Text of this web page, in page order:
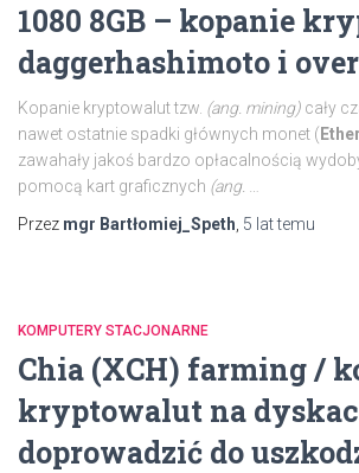
1080 8GB – kopanie
daggerhashimoto i
Kopanie kryptowalut tzw. (ang. mining) cały
nawet ostatnie spadki głównych monet (
zawahały jakoś bardzo opłacalnością
pomocą kart graficznych (ang.
Przez mgr Bartłomiej_Speth 5 lattemu
KOMPUTERY STACJONARNE
Chia (XCH) farming /
kryptowalut na
doprowadzić do